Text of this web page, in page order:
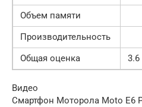
Объем памяти
Производительность
Общая оценка
3.6
Видео
Смартфон Моторола Moto E6